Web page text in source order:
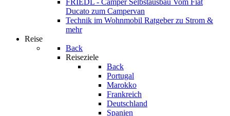
FRIEDL - Camper Selbstausbau Vom Fiat
Ducato zum Campervan
Technik im Wohnmobil Ratgeber zu Strom &
mehr
Reise
Back
Reiseziele
Back
Portugal
Marokko
Frankreich
Deutschland
Spanien